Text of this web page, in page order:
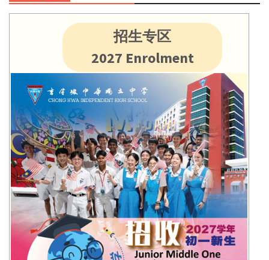
招生专区
2027 Enrolment